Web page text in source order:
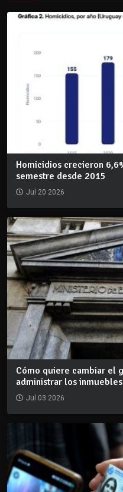
Homicidios crecieron
semestre desde 2015
Jul 20 2026
Cómo quiere cambiar el
administrar los
Jul 03 2026